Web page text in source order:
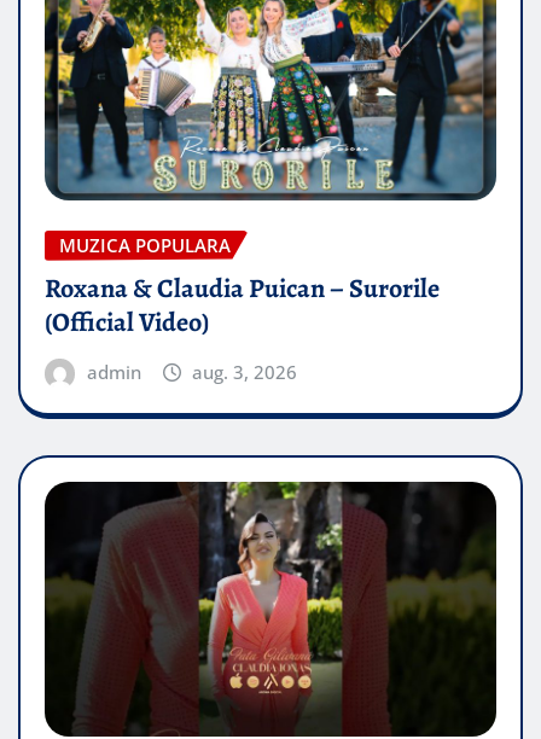
MUZICA POPULARA
Roxana & Claudia Puican – Surorile
(Official Video)
admin aug. 3, 2026